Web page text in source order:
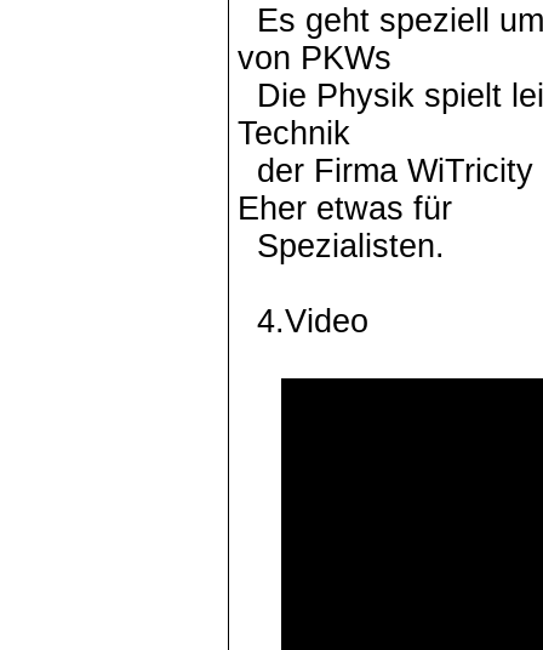
Es geht speziell
von PKWs
Die Physik spielt
Technik
der Firma
Eher etwas für
Spezialisten.
4.Video